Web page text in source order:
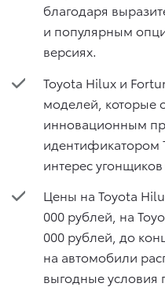
благодаря
и популярным
версиях.
Toyota Hilux и
моделей, которые
инновационным
интерес
Цены на Toyota
000 рублей, на
000 рублей, до
на автомобили
выгодные условия